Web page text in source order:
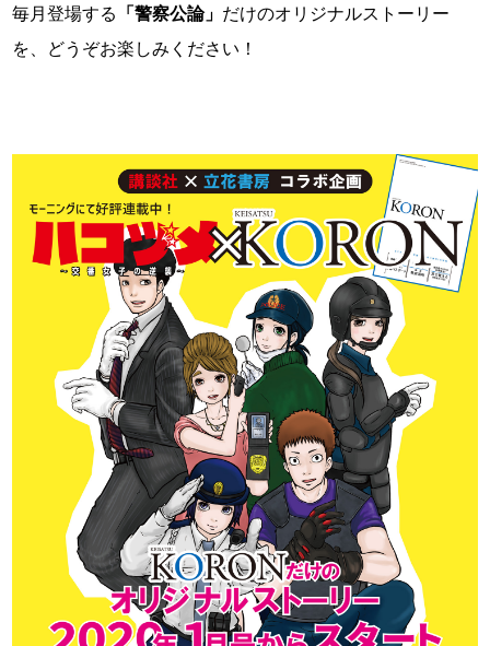
毎月登場する 「警察公論」 だけのオリジナルストーリー
を、どうぞお楽しみください！